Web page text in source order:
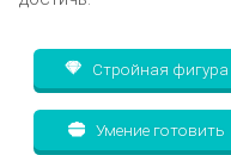
Стройная фигура
Умение готовить